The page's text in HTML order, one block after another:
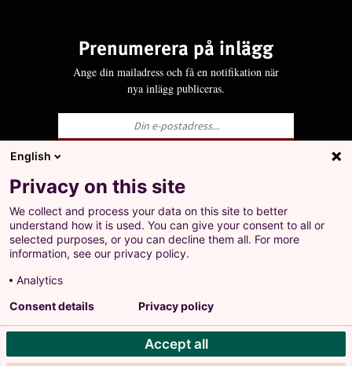
Prenumerera på inlägg
Ange din mailadress och få en notifikation när
nya inlägg publiceras.
Ja, jag godkänner att LO behandlar mina
personuppgifter i enlighet med Integritets- och
personuppgiftspolicyn för LO.se.
Landsorganisationen i Sverige
Barnhusgatan 18 • 105 53 Stockholm
Tel: 08-796 25 00
+
Prenumerera på inlägg
Ange din mailadress och få en notifikation när nya
Ja, jag godkänner att LO behandlar mina personuppgifter
English
Privacy on this site
We collect and process your data on this site to better
understand how it is used. You can give your consent to all or
selected purposes, or you can decline them all. For more
information, see our privacy policy.
Analytics
Accept all
Consent details Privacy policy